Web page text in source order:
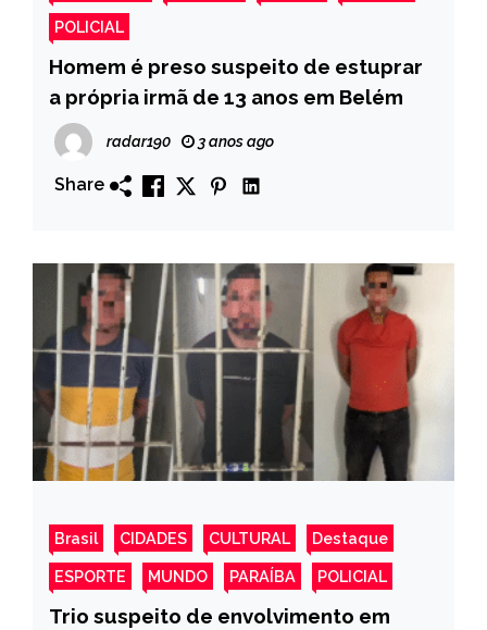
POLICIAL
Homem é preso suspeito de estuprar
a própria irmã de 13 anos em Belém
radar190 3 anos ago
Share
Brasil CIDADES CULTURAL Destaque
ESPORTE MUNDO PARAÍBA POLICIAL
Trio suspeito de envolvimento em